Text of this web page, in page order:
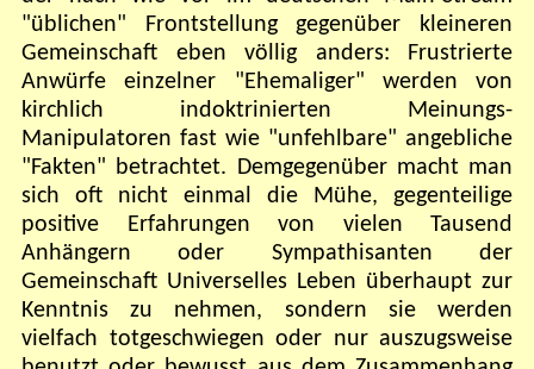
"üblichen" Frontstellung gegenüber kleineren
Gemeinschaft eben völlig anders: Frustrierte
Anwürfe einzelner "Ehemaliger" werden von
kirchlich indoktrinierten Meinungs-
Manipulatoren fast wie "unfehlbare" angebliche
"Fakten" betrachtet. Demgegenüber macht man
sich oft nicht einmal die Mühe, gegenteilige
positive Erfahrungen von vielen Tausend
Anhängern oder Sympathisanten der
Gemeinschaft Universelles Leben überhaupt zur
Kenntnis zu nehmen, sondern sie werden
vielfach totgeschwiegen oder nur auszugsweise